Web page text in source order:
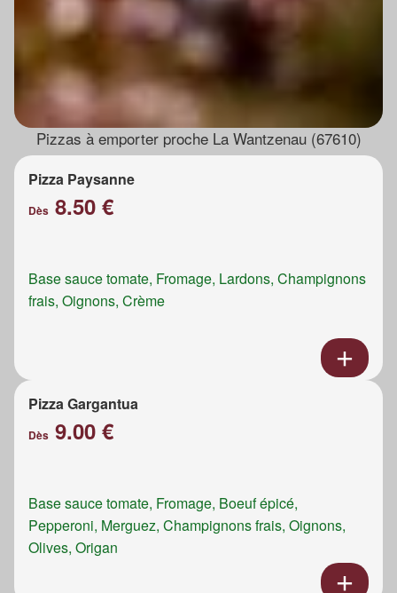
Pizzas à emporter proche La Wantzenau (67610)
Pizza Paysanne
Dès 8.50 €
Base sauce tomate, Fromage, Lardons, Champignons
frais, Oignons, Crème
Pizza Gargantua
Dès 9.00 €
Base sauce tomate, Fromage, Boeuf épicé,
Pepperoni, Merguez, Champignons frais, Oignons,
Olives, Origan